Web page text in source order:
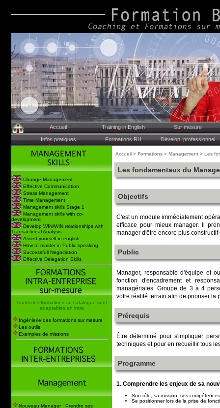
Accueil Training in English Sur mesure
Infos pratiques Formations RH Dévelop. professionnel
Change Management
Effective Communication
Stress Management
Time Management
Management skills Stage 1
Management skills with co-
development
Develop WIN/WIN relationships with
Transactional Analysis
Assert yourself in english
How to master in Public speaking
Successfull Negociation
Effective Delegation Skills
Toutes les formations au catalogue sont
adaptables en intra
Ingénierie des formations sur mesure
Les outils
Exemples de missions
Nouveau Manager : Prendre ses
Accueil > Formations > Management > Les
Les fondamentaux du
Objectifs
C'est un module immédiatement
efficace pour mieux manager. Il
manager d'être encore plus
Public
Manager, responsable d'équipe et
fonction d'encadrement et
managériales. Groupe de 3 à 4
votre réalité terrain afin de prioriser la
Prérequis
Être déterminé pour s'impliquer
techniques et pour en recueillir tous
Programme
1. Comprendre les enjeux de sa
Son rôle, sa mission, ses compétences
Se positionner lors de la prise de
N° Siret: 8503334100015 - Déclaration d'Activité
Conception & Réalisation :
Tel. et Fax: +33(0)4.78.33.57.59 ou +33(0)6.80.05.03.76